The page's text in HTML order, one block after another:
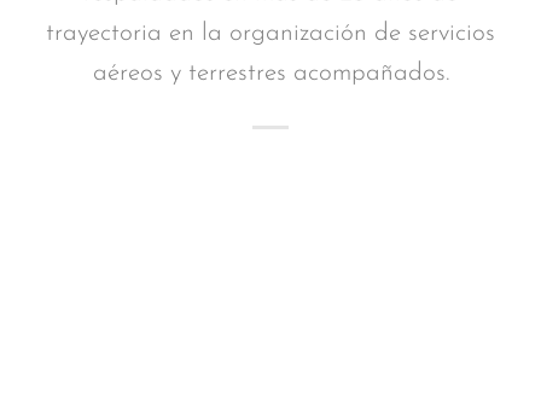
trayectoria en la organización de servicios
aéreos y terrestres acompañados.